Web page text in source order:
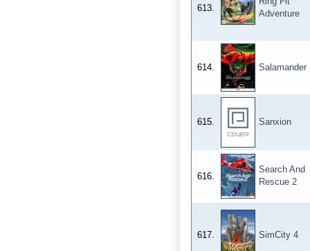
613.
Adventure
614. Salamander
615. Sanxion
616.
Search And
Rescue 2
617. SimCity 4